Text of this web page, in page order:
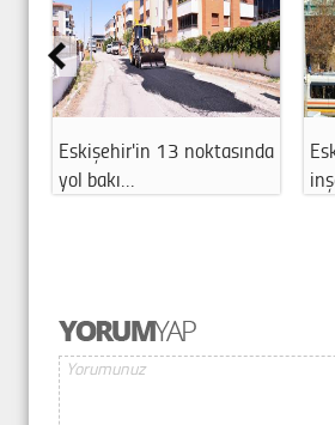
Eskişehir'in 13 noktasında
yol bakı…